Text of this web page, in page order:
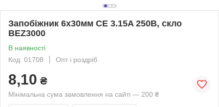
Запобіжник 6х30мм СЕ 3.15A 250В, скло
BEZ3000
В наявності
Код: 01708
Опт і роздріб
8,10 ₴
Мінімальна сума замовлення на сайті — 200 ₴